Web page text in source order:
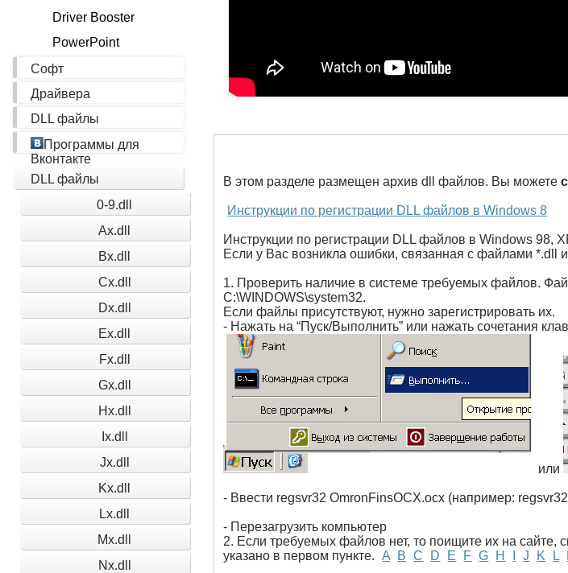
Driver Booster
PowerPoint
Софт
Драйвера
DLL файлы
Программы для
Вконтакте
DLL файлы
0-9.dll
Ax.dll
Bx.dll
Cx.dll
Dx.dll
Ex.dll
Fx.dll
Gx.dll
Hx.dll
Ix.dll
Jx.dll
Kx.dll
Lx.dll
Mx.dll
Nx.dll
В этом разделе размещен архив dll файлов. Вы можете
Инструкции по регистрации DLL файлов в Windows 8
Инструкции по регистрации DLL файлов в Windows 98,
Если у Вас возникла ошибки, связанная с файлами *.dll
1. Проверить наличие в системе требуемых файлов.
C:\WINDOWS\system32.
Если файлы присутствуют, нужно зарегистрировать их.
- Нажать на “Пуск/Выполнить” или нажать сочетания
или
- Ввести regsvr32 OmronFinsOCX.ocx (например:
- Перезагрузить компьютер
2. Если требуемых файлов нет, то поищите их на сайте,
указано в первом пункте.
A B C D E F G H J K L